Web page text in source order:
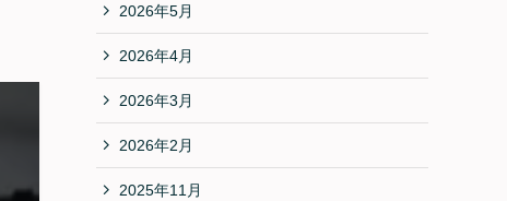
2026年5月
2026年4月
2026年3月
2026年2月
2025年11月